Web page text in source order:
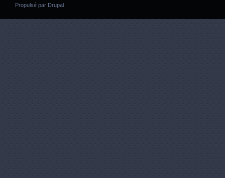
Propulsé par Drupal